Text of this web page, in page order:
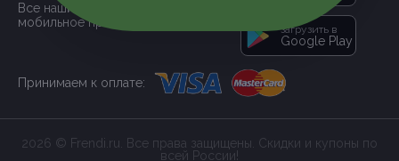
Все наши купоны доступны через
мобильное приложение:
загрузить в
Google Play
Принимаем к оплате:
2026 © Frendi.ru. Все права защищены. Скидки и купоны по
всей России!